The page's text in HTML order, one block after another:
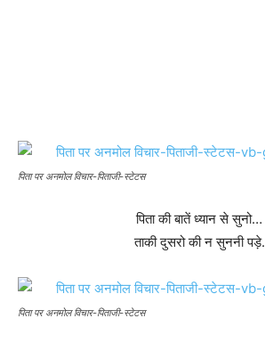
पिता पर अनमोल विचार-पिताजी-स्टेटस
पिता की बातें ध्यान से सुनो…
ताकी दुसरो की न सुननी पड़े.
पिता पर अनमोल विचार-पिताजी-स्टेटस